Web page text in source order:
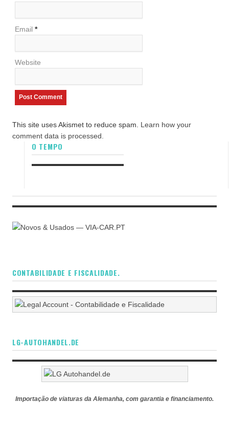
Email *
Website
This site uses Akismet to reduce spam. Learn how your
comment data is processed.
O TEMPO
CONTABILIDADE E FISCALIDADE.
LG-AUTOHANDEL.DE
Importação de viaturas da Alemanha, com garantia e financiamento.